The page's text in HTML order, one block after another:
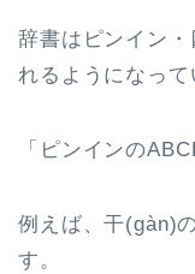
辞書はピンイン
れるようになって
「ピンインの
例えば、干(gàn)
す。